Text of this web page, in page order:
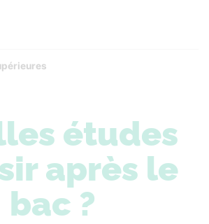
études
après le
bac ?